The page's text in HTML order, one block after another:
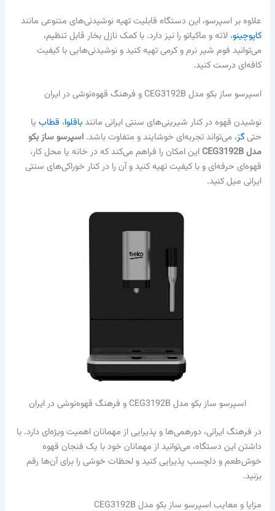
علاوه بر اسپرسو، این دستگاه قابلیت تهیه نوشیدنی‌های متنوعی مانند
کاپوچینو، لاته و ماکیاتو را نیز دارد. با کمک نازل بخار قابل تنظیم،
می‌توانید فوم شیر نرم و کرمی تهیه کنید و نوشیدنی‌هایی با کیفیت
کافه‌ای درست کنید.
اسپرسو ساز بکو مدل CEG3192B و فرهنگ قهوه‌نوشی در ایران
نوشیدن قهوه در کنار شیرینی‌های سنتی ایرانی مانندباقلوا، قطاب یا
حتیگز، می‌تواند تجربه‌ای خوشایند و متفاوت باشد.اسپرسو ساز بکو
مدل CEG3192B
این امکان را فراهم می‌کند که در خانه یا محل کار،
قهوه‌ای حرفه‌ای و با کیفیت تهیه کنید و آن را در کنار خوراکی‌های سنتی
ایرانی میل کنید.
اسپرسو ساز بکو مدل CEG3192B و فرهنگ قهوه‌نوشی در ایران
در فرهنگ ایرانی، دورهمی‌ها و پذیرایی از مهمانان اهمیت ویژه‌ای دارد. با
داشتن این دستگاه، می‌توانید از مهمانان خود با یک فنجان قهوه
خوش‌طعم و دلچسب پذیرایی کنید و لحظات خوشی را برای آن‌ها رقم
بزنید.
مزایا و معایب اسپرسو ساز بکو مدل CEG3192B